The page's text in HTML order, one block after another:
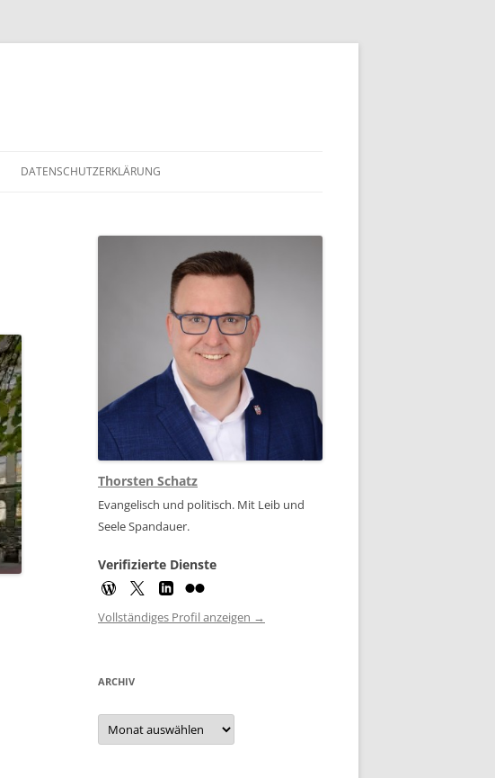
DATENSCHUTZERKLÄRUNG
Thorsten Schatz
Evangelisch und politisch. Mit Leib und
Seele Spandauer.
Verifizierte Dienste
Vollständiges Profil anzeigen →
ARCHIV
Archiv